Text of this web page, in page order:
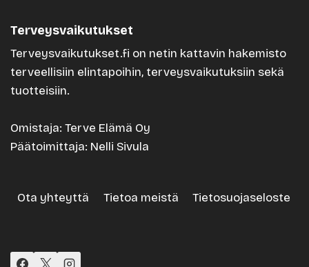
Terveysvaikutukset
Terveysvaikutukset.fi on netin kattavin hakemisto
terveellisiin elintapoihin, terveysvaikutuksiin sekä
tuotteisiin.
Omistaja: Terve Elämä Oy
Päätoimittaja: Nelli Sivula
Ota yhteyttä Tietoa meistä Tietosuojaseloste